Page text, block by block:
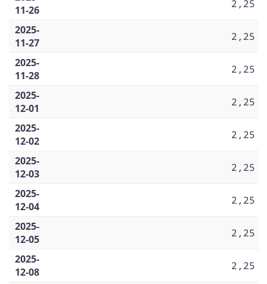
11-26
2,25
2025-
11-27
2,25
2025-
11-28
2,25
2025-
12-01
2,25
2025-
12-02
2,25
2025-
12-03
2,25
2025-
12-04
2,25
2025-
12-05
2,25
2025-
12-08
2,25